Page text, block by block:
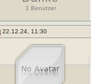
1 Benutzer
22.12.24, 11:30